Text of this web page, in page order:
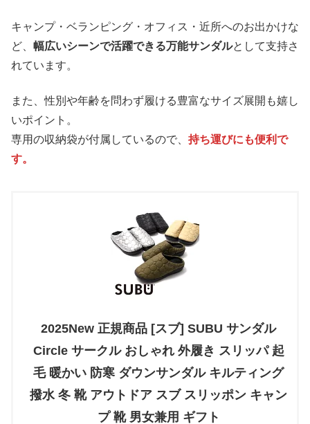
キャンプ・ベランピング・オフィス・近所へのお出かけな
ど、 幅広いシーンで活躍できる万能サンダルとして支持さ
れています。
また、性別や年齢を問わず履ける豊富なサイズ展開も嬉し
いポイント。
専用の収納袋が付属しているので、 持ち運びにも便利で
す。
2025New 正規商品 [スブ] SUBU サンダル
Circle サークル おしゃれ 外履き スリッパ 起
毛 暖かい 防寒 ダウンサンダル キルティング
撥水 冬 靴 アウトドア スブ スリッポン キャン
プ 靴 男女兼用 ギフト